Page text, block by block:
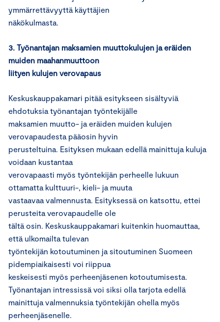
ymmärrettävyyttä käyttäjien
näkökulmasta.
3. Työnantajan maksamien muuttokulujen ja eräiden
muiden maahanmuuttoon
liityen kulujen verovapaus
Keskuskauppakamari pitää esitykseen sisältyviä
ehdotuksia työnantajan työntekijälle
maksamien muutto- ja eräiden muiden kulujen
verovapaudesta pääosin hyvin
perusteltuina. Esityksen mukaan edellä mainittuja kuluja
voidaan kustantaa
verovapaasti myös työntekijän perheelle lukuun
ottamatta kulttuuri-, kieli- ja muuta
vastaavaa valmennusta. Esityksessä on katsottu, ettei
perusteita verovapaudelle ole
tältä osin. Keskuskauppakamari kuitenkin huomauttaa,
että ulkomailta tulevan
työntekijän kotoutuminen ja sitoutuminen Suomeen
pidempiaikaisesti voi riippua
keskeisesti myös perheenjäsenen kotoutumisesta.
Työnantajan intressissä voi siksi olla tarjota edellä
mainittuja valmennuksia työntekijän ohella myös
perheenjäsenelle.